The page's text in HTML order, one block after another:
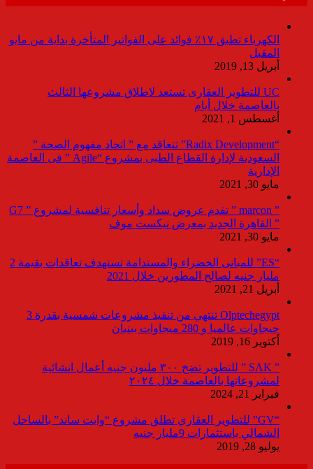
الكهرباء تطبق ١٧٪ فوائد على الفواتير المتأخرة بداية من مايو
المقبل
أبريل 13, 2019
UC للتطوير العقارى تستعد لاطلاق مشروعها الثالث
بالعاصمة خلال أيام
أغسطس 1, 2021
“Radix Development” تتعاقد مع ” اتحاد مفهوم الصحة ”
السعودية لإدارة القطاع الطبى بمشروع “Agile ” فى العاصمة
الإدارية
مايو 30, 2021
” marcon ” تقدم عروض سداد وأسعار تنافسية لمشروع ” G7
” القاهرة الجديد بمعرض نيكست موف
مايو 30, 2021
“ES” للمبانى الخضراء والمستدامة تستهدف تعاقدات بقيمة 2
مليار جنيه لصالح المطورين خلال 2021
أبريل 21, 2021
Olptechegypt تنتهي من تنفيذ مشروعات شمسية بقدرة 3
جيجاوات عالميا و 280 ميجاوات ببنبان
أكتوبر 16, 2019
” SAK ” للتطوير تضخ ٣٠٠ مليون جنيه أعمال انشائية
لمشروعاتها بالعاصمة خلال ٢٠٢٤
فبراير 21, 2024
“GV” للتطوير العقاري تطلق مشروع “وايت ساند” بالساحل
الشمالي باستثمارات 9مليار جنيه
يوليو 28, 2019